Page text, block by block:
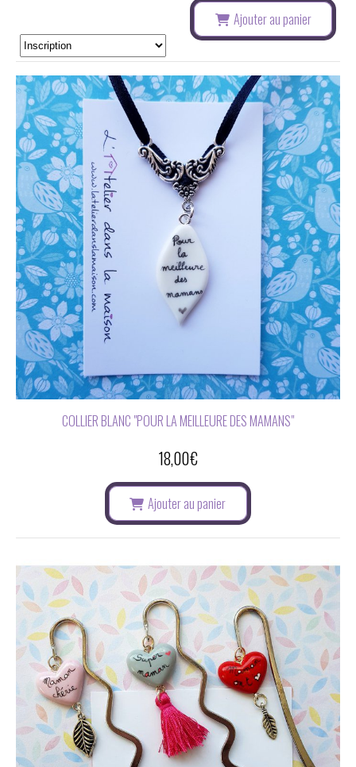
Ajouter au panier
COLLIER BLANC "POUR LA MEILLEURE DES MAMANS"
18,00€
Ajouter au panier